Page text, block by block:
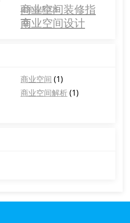
建筑装潢技术
商业空间装修指
南
商业空间设计
商业空间 (1)
商业空间解析(1)